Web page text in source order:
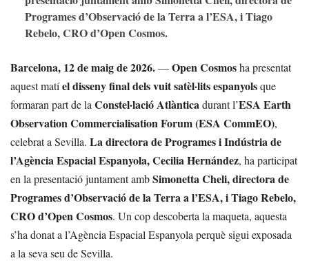
Programes d’Observació de la Terra a l’ESA, i Tiago
Rebelo, CRO d’Open Cosmos.
Barcelona, 12 de maig de 2026.—Open Cosmosha presentat
aquest matíel disseny final dels vuit satèl·lits espanyolsque
formaran part de la Constel·lació Atlànticadurant l’ESA Earth
Observation Commercialisation Forum (ESA CommEO),
celebrat a Sevilla. La directora de Programes i Indústria de
l’Agència Espacial Espanyola, Cecilia Hernández, ha participat
en la presentació juntament ambSimonetta Cheli, directora de
Programes d’Observació de la Terra a l’ESA, i Tiago Rebelo,
CRO d’Open Cosmos. Un cop descoberta la maqueta, aquesta
s’ha donat a l’Agència Espacial Espanyola perquè sigui exposada
a la seva seu de Sevilla.